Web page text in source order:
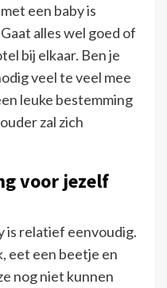
een baby is
alles wel goed of
bij elkaar. Ben je
veel te veel mee
leuke bestemming
zal zich
voor jezelf
is relatief eenvoudig.
eet een beetje en
nog niet kunnen